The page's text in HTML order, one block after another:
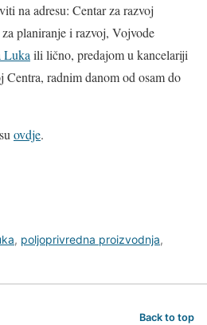
na adresu: Centar za razvoj
planiranje i razvoj, Vojvode
Lukaili lično, predajom u kancelariji
Centra, radnim danom od osam do
ovdje.
, poljoprivredna proizvodnja,
Back to top